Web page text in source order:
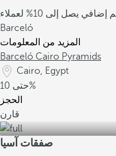
خصم إضافي يصل إلى 10% لعملاء My
Barceló
المزيد من المعلومات
Barceló Cairo Pyramids
Cairo, Egypt
حتى10%
الحجز
قارن
صفقات آسيا